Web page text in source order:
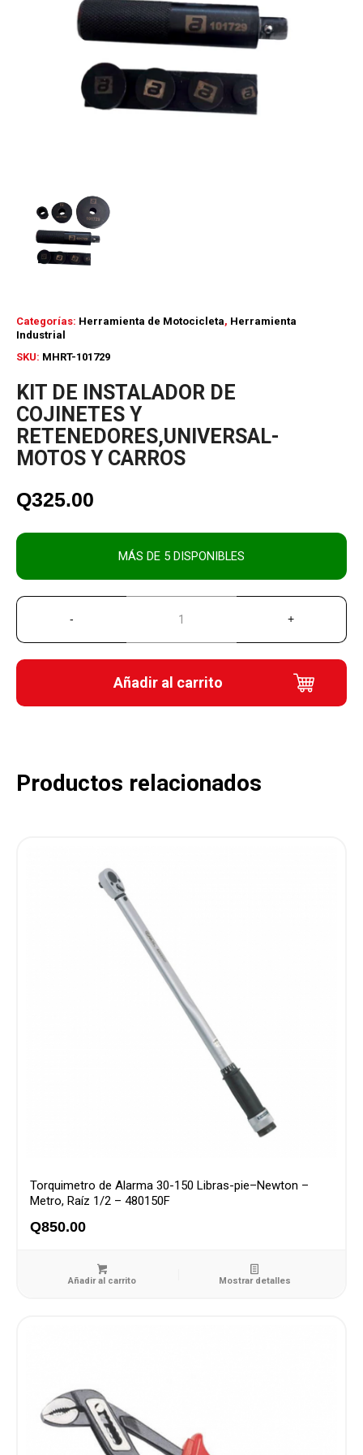
SKU: MHRT-101729
Categorías: Herramienta de Motocicleta, Herramienta
Industrial
KIT DE INSTALADOR DE
COJINETES Y
RETENEDORES,UNIVERSAL-
MOTOS Y CARROS
Q325.00
MÁS DE 5 DISPONIBLES
Añadir al carrito
Productos relacionados
Torquimetro de Alarma 30-150 Libras-pie–Newton –
Metro, Raíz 1/2 – 480150F
Q850.00
Añadir al carrito Mostrar detalles